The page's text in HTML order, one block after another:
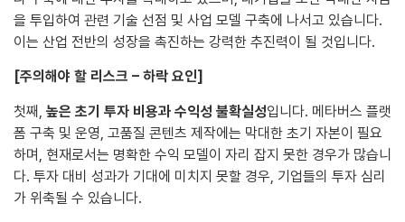
을 투입하여 관련 기술 선점 및 사업 모델 구축에 나서고 있습니다.
이는 산업 전반의 성장을 촉진하는 강력한 추진력이 될 것입니다.
[주의해야 할 리스크 – 하락 요인]
첫째, 높은 초기 투자 비용과 수익성 불확실성입니다. 메타버스 플랫
폼 구축 및 운영, 고품질 콘텐츠 제작에는 막대한 초기 자본이 필요
하며, 현재로서는 명확한 수익 모델이 자리 잡지 못한 경우가 많습니
다. 투자 대비 성과가 기대에 미치지 못할 경우, 기업들의 투자 심리
가 위축될 수 있습니다.